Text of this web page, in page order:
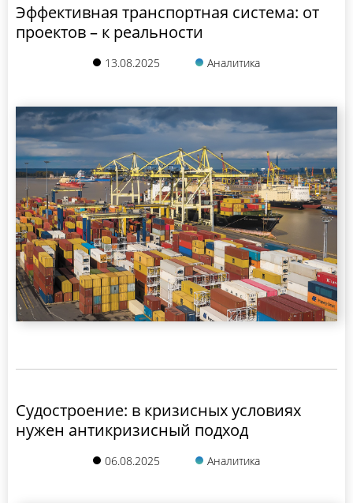
Эффективная транспортная система: от
проектов – к реальности
13.08.2025 Аналитика
Судостроение: в кризисных условиях
нужен антикризисный подход
06.08.2025 Аналитика